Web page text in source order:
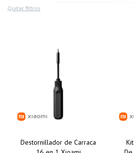
Quitar filtros
Destornillador de Carraca